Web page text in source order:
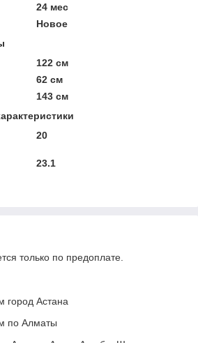
24 мес
Новое
122 см
62 см
143 см
20
23.1
только по предоплате.
город Астана
по Алматы